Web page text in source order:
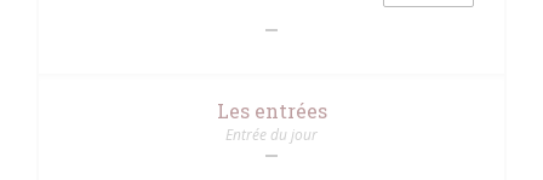
Les entrées
Entrée du jour